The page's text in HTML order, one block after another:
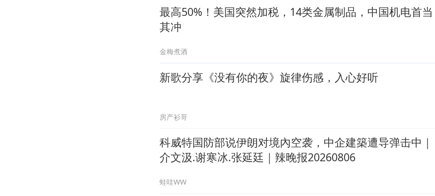
最高50%！美国突然加税，14类金属制品，中国机电首当
其冲
金梅煮酒
新歌分享《没有你的夜》旋律伤感，入心好听
房产衫哥
科威特国防部说伊朗对境內空袭，中企建築遭导弹击中｜
介文汲.谢寒冰.张延廷｜辣晚报20260806
蛙哇WW